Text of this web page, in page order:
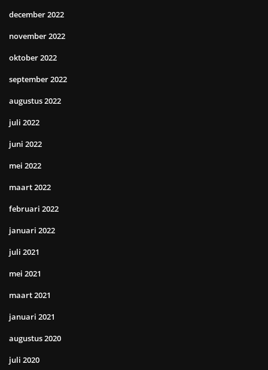
december 2022
november 2022
oktober 2022
september 2022
augustus 2022
juli 2022
juni 2022
mei 2022
maart 2022
februari 2022
januari 2022
juli 2021
mei 2021
maart 2021
januari 2021
augustus 2020
juli 2020